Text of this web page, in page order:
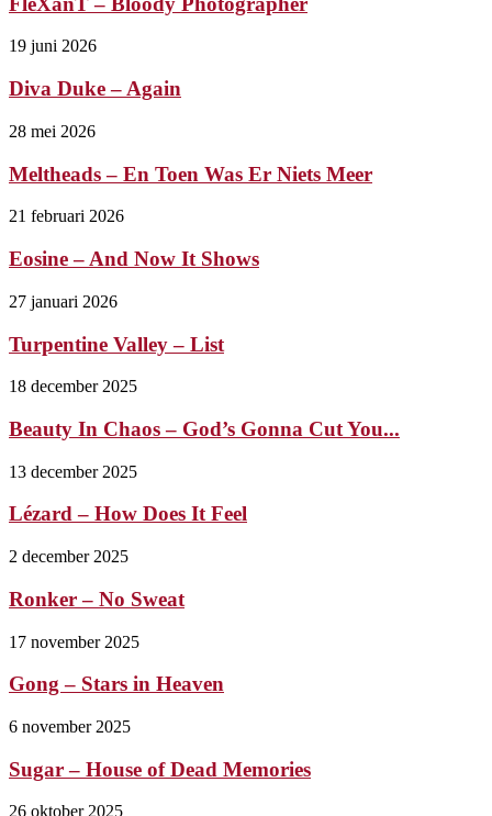
19 juni 2026
Diva Duke – Again
28 mei 2026
Meltheads – En Toen Was Er Niets Meer
21 februari 2026
Eosine – And Now It Shows
27 januari 2026
Turpentine Valley – List
18 december 2025
Beauty In Chaos – God’s Gonna Cut You...
13 december 2025
Lézard – How Does It Feel
2 december 2025
Ronker – No Sweat
17 november 2025
Gong – Stars in Heaven
6 november 2025
Sugar – House of Dead Memories
26 oktober 2025